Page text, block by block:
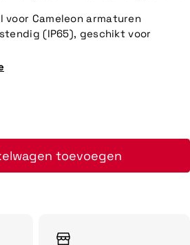
voor Cameleon armaturen
(IP65), geschikt voor
toevoegen